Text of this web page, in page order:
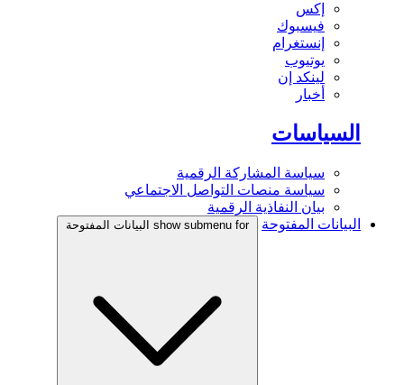
إكس
فيسبوك
إنستغرام
يوتيوب
لينكد إن
أخبار
السياسات
سياسة المشاركة الرقمية
سياسة منصات التواصل الاجتماعي
بيان النفاذية الرقمية
البيانات المفتوحة
show submenu for البيانات المفتوحة